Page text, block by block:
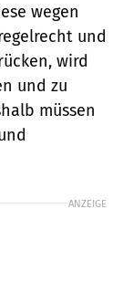
wegen
und
wird
und zu
müssen
ANZEIGE